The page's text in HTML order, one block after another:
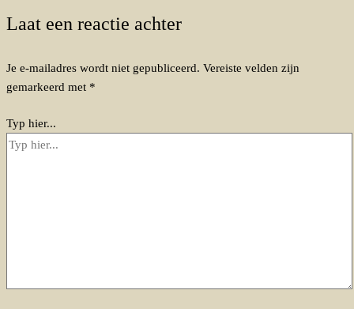
Laat een reactie achter
Je e-mailadres wordt niet gepubliceerd. Vereiste velden zijn
gemarkeerd met *
Typ hier...